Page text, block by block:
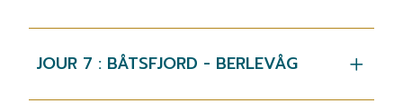
JOUR 7 : BÅTSFJORD - BERLEVÅG